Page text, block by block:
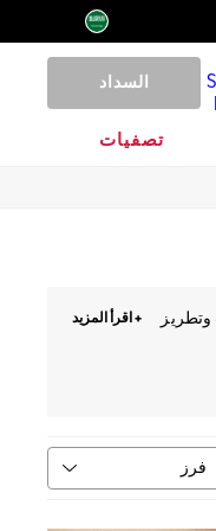
السداد
تصفيات
+ اقرأ المزيد
فرز